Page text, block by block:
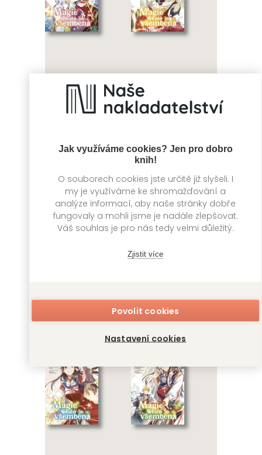
Jak využíváme cookies? Jen pro dobro
knih!
O souborech cookies jste určitě již slyšeli. I
my je využíváme ke shromažďování a
analýze informací, aby naše stránky dobře
fungovaly a mohli jsme je nadále zlepšovat.
Váš souhlas je pro nás tedy velmi důležitý.
Zjistit více
Povolit cookies
Nastavení cookies
Magie Svaté je
všemocná 1
Magie Svaté je
všemocná 2
Magie Svaté je
Magie Svaté je
všemocná 4
Fudžiazuki